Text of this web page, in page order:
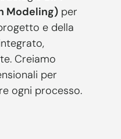
Modeling) per
e della
Creiamo
per
ogni processo.